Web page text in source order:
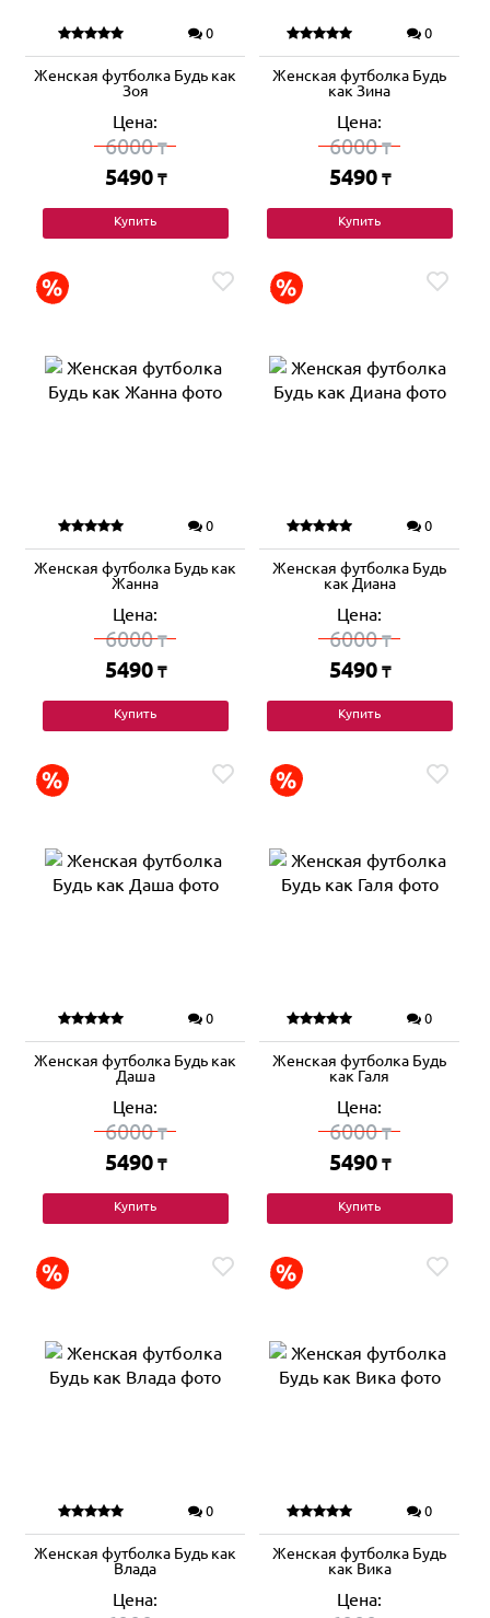
0
Женская футболка Будь как
Зоя
Цена:
6000₸
5490 ₸
Купить
0
Женская футболка Будь
как Зина
Цена:
6000₸
5490 ₸
Купить
0
Женская футболка Будь как
Жанна
Цена:
6000₸
5490 ₸
Купить
0
Женская футболка Будь
как Диана
Цена:
6000₸
5490 ₸
Купить
0
Женская футболка Будь как
Даша
Цена:
6000₸
5490 ₸
Купить
0
Женская футболка Будь
как Галя
Цена:
6000₸
5490 ₸
Купить
0
Женская футболка Будь как
Влада
Цена:
0
Женская футболка Будь
как Вика
Цена: